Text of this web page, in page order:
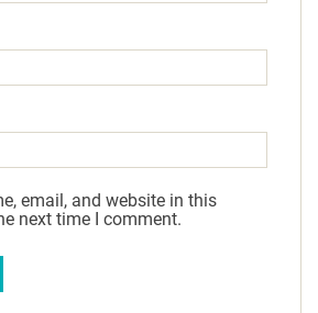
email, and website in this
next time I comment.